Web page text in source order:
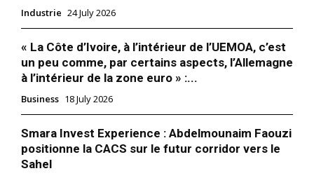
Industrie 24 July 2026
« La Côte d’Ivoire, à l’intérieur de l’UEMOA, c’est
un peu comme, par certains aspects, l’Allemagne
à l’intérieur de la zone euro » :...
Business 18 July 2026
Smara Invest Experience : Abdelmounaim Faouzi
positionne la CACS sur le futur corridor vers le
Sahel